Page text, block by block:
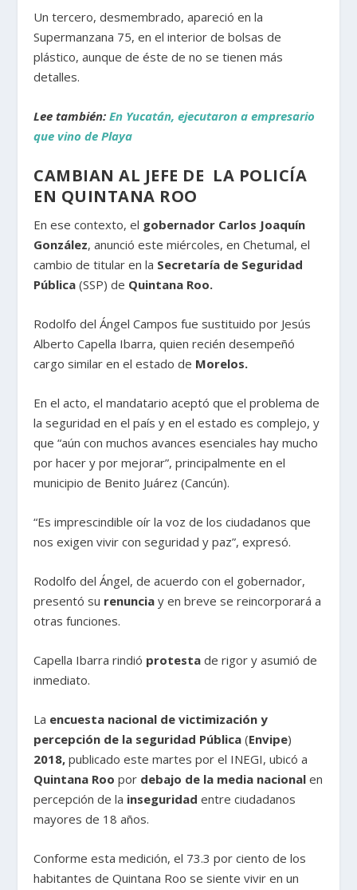
Un tercero, desmembrado, apareció en la
Supermanzana 75, en el interior de bolsas de
plástico, aunque de éste de no se tienen más
detalles.
Lee también:En Yucatán, ejecutaron a empresario
que vino de Playa
CAMBIAN AL JEFE DE LA POLICÍA
EN QUINTANA ROO
En ese contexto, el gobernador Carlos Joaquín
González, anunció este miércoles, en Chetumal, el
cambio de titular en la Secretaría de Seguridad
Pública (SSP) de Quintana Roo.
Rodolfo del Ángel Campos fue sustituido por Jesús
Alberto Capella Ibarra, quien recién desempeñó
cargo similar en el estado de Morelos.
En el acto, el mandatario aceptó que el problema de
la seguridad en el país y en el estado es complejo, y
que “aún con muchos avances esenciales hay mucho
por hacer y por mejorar”, principalmente en el
municipio de Benito Juárez (Cancún).
“Es imprescindible oír la voz de los ciudadanos que
nos exigen vivir con seguridad y paz”, expresó.
Rodolfo del Ángel, de acuerdo con el gobernador,
presentó su renuncia y en breve se reincorporará a
otras funciones.
Capella Ibarra rindió protesta de rigor y asumió de
inmediato.
La encuesta nacional de victimización y
percepción de la seguridad Pública (Envipe)
2018, publicado este martes por el INEGI, ubicó a
Quintana Roo por debajo de la media nacional en
percepción de la inseguridad entre ciudadanos
mayores de 18 años.
Conforme esta medición, el 73.3 por ciento de los
habitantes de Quintana Roo se siente vivir en un